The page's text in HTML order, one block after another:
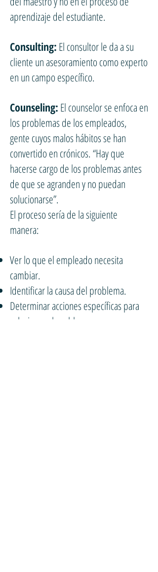
aprendizaje del estudiante.
Consulting: El consultor le da a su
cliente un asesoramiento como experto
en un campo específico.
Counseling: El counselor se enfoca en
los problemas de los empleados,
gente cuyos malos hábitos se han
convertido en crónicos. “Hay que
hacerse cargo de los problemas antes
de que se agranden y no puedan
solucionarse”.
El proceso sería de la siguiente
manera:
Ver lo que el empleado necesita
cambiar.
Identificar la causa del problema.
Determinar acciones específicas para
solucionar el problema.